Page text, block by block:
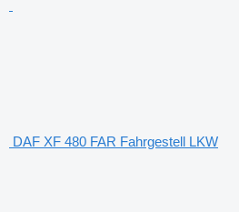
DAF XF 480 FAR Fahrgestell LKW